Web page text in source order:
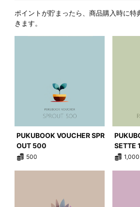
ポイントが貯まったら、商品購入時に特
きます。
PUKUBOOK VOUCHER SPR
OUT 500
500
SETTE
1,000